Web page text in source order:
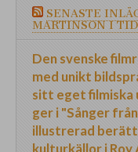
SENASTE
MARTINSON I
Den svenske
med unikt
sitt eget filmiska
ger i "Sånger
illustrerad
kulturkällor i Roy